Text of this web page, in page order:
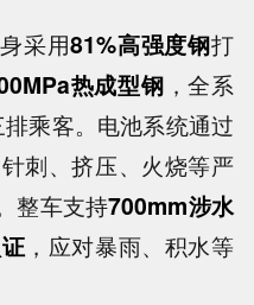
采用81%高强度钢打
热成型钢 ，全系
排乘客。电池系统通过
刺、挤压、火烧等严
整车支持700mm涉水
，应对暴雨、积水等